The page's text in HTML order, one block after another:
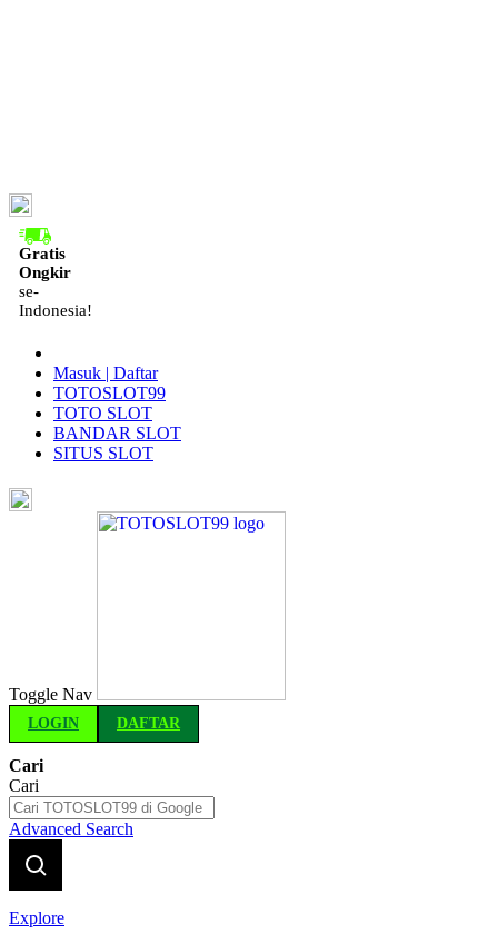
Gratis
Ongkir
se-
Indonesia!
Masuk | Daftar
TOTOSLOT99
TOTO SLOT
BANDAR SLOT
SITUS SLOT
Toggle Nav
LOGIN DAFTAR
Cari
Cari
Advanced Search
Explore